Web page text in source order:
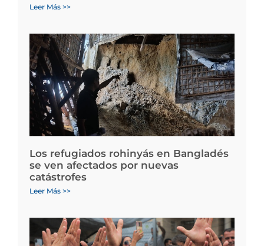
Leer Más >>
Los refugiados rohinyás en Bangladés
se ven afectados por nuevas
catástrofes
Leer Más >>